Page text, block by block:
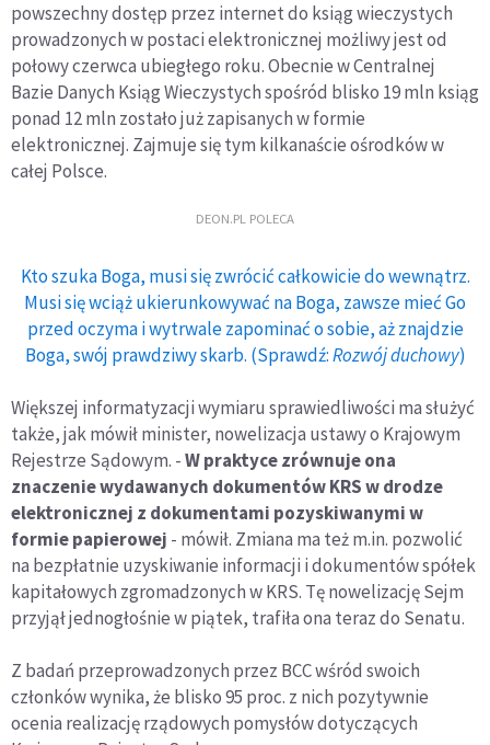
powszechny dostęp przez internet do ksiąg wieczystych
prowadzonych w postaci elektronicznej możliwy jest od
połowy czerwca ubiegłego roku. Obecnie w Centralnej
Bazie Danych Ksiąg Wieczystych spośród blisko 19 mln ksiąg
ponad 12 mln zostało już zapisanych w formie
elektronicznej. Zajmuje się tym kilkanaście ośrodków w
całej Polsce.
DEON.PL POLECA
Kto szuka Boga, musi się zwrócić całkowicie do wewnątrz.
Musi się wciąż ukierunkowywać na Boga, zawsze mieć Go
przed oczyma i wytrwale zapominać o sobie, aż znajdzie
Boga, swój prawdziwy skarb. (Sprawdź:Rozwój duchowy)
Większej informatyzacji wymiaru sprawiedliwości ma służyć
także, jak mówił minister, nowelizacja ustawy o Krajowym
Rejestrze Sądowym. -W praktyce zrównuje ona
znaczenie wydawanych dokumentów KRS w drodze
elektronicznej z dokumentami pozyskiwanymi w
formie papierowej - mówił. Zmiana ma też m.in. pozwolić
na bezpłatnie uzyskiwanie informacji i dokumentów spółek
kapitałowych zgromadzonych w KRS. Tę nowelizację Sejm
przyjął jednogłośnie w piątek, trafiła ona teraz do Senatu.
Z badań przeprowadzonych przez BCC wśród swoich
członków wynika, że blisko 95 proc. z nich pozytywnie
ocenia realizację rządowych pomysłów dotyczących